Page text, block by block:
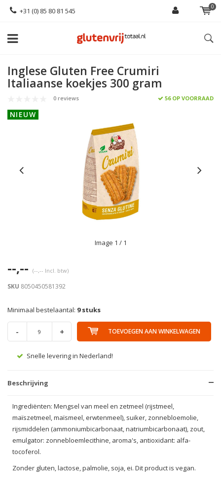
+31 (0) 85 80 81 545 0
Inglese Gluten Free Crumiri
Italiaanse koekjes 300 gram
0 reviews 56 OP VOORRAAD
NIEUW
Image 1 / 1
--,-- (--,-- Incl. btw)
SKU 8050450581392
Minimaal bestelaantal: 9 stuks
- + TOEVOEGEN AAN WINKELWAGEN
Snelle levering in Nederland!
Beschrijving
Ingrediënten: Mengsel van meel en zetmeel (rijstmeel,
maïszetmeel, maïsmeel, erwtenmeel), suiker, zonnebloemolie,
rijsmiddelen (ammoniumbicarbonaat, natriumbicarbonaat), zout,
emulgator: zonnebloemlecithine, aroma's, antioxidant: alfa-
tocoferol.
Zonder gluten, lactose, palmolie, soja, ei. Dit product is vegan.